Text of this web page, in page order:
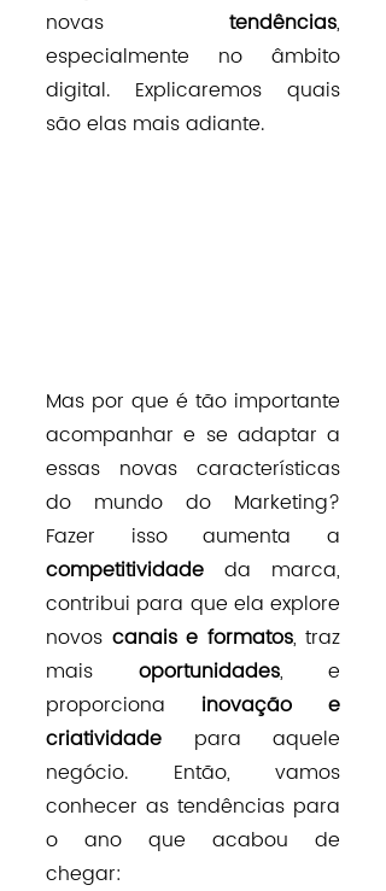
novas tendências,
especialmente no âmbito
digital. Explicaremos quais
são elas mais adiante.
Mas por que é tão importante
acompanhar e se adaptar a
essas novas características
do mundo do Marketing?
competitividade da marca,
contribui para que ela explore
novos canais e formatos, traz
mais oportunidades, e
proporciona inovação e
criatividade para aquele
negócio. Então, vamos
conhecer as tendências para
o ano que acabou de
chegar: